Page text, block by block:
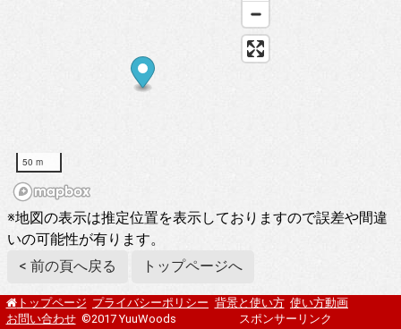
50 m
※地図の表示は推定位置を表示しておりますので誤差や間違
いの可能性が有ります。
< 前の頁へ戻る
トップページへ
トップページ プライバシーポリシー 背景と使い方 使い方動画
お問い合わせ ©2017 YuuWoods スポンサーリンク